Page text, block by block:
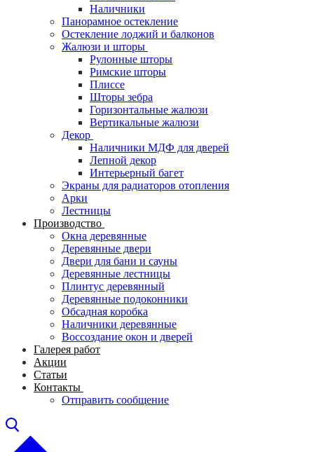
Наличники
Панорамное остекление
Остекление лоджий и балконов
Жалюзи и шторы
Рулонные шторы
Римские шторы
Плиссе
Шторы зебра
Горизонтальные жалюзи
Вертикальные жалюзи
Декор
Наличники МДФ для дверей
Лепной декор
Интерьерный багет
Экраны для радиаторов отопления
Арки
Лестницы
Производство
Окна деревянные
Деревянные двери
Двери для бани и сауны
Деревянные лестницы
Плинтус деревянный
Деревянные подоконники
Обсадная коробка
Наличники деревянные
Воссоздание окон и дверей
Галерея работ
Акции
Статьи
Контакты
Отправить сообщение